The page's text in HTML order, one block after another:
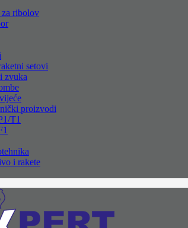
za ribolov
setovi
zvuka
proizvodi
T1
i rakete